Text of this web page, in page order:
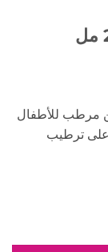
– 200 مل هو لوشن مرطب للأطفال
على ترطيب